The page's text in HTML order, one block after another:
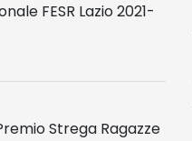
FESR Lazio 2021-
Strega Ragazze